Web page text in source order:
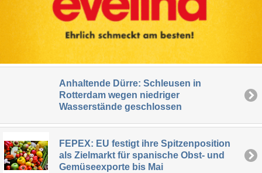
Anhaltende Dürre: Schleusen in
Rotterdam wegen niedriger
Wasserstände geschlossen
FEPEX: EU festigt ihre Spitzenposition
als Zielmarkt für spanische Obst- und
Gemüseexporte bis Mai